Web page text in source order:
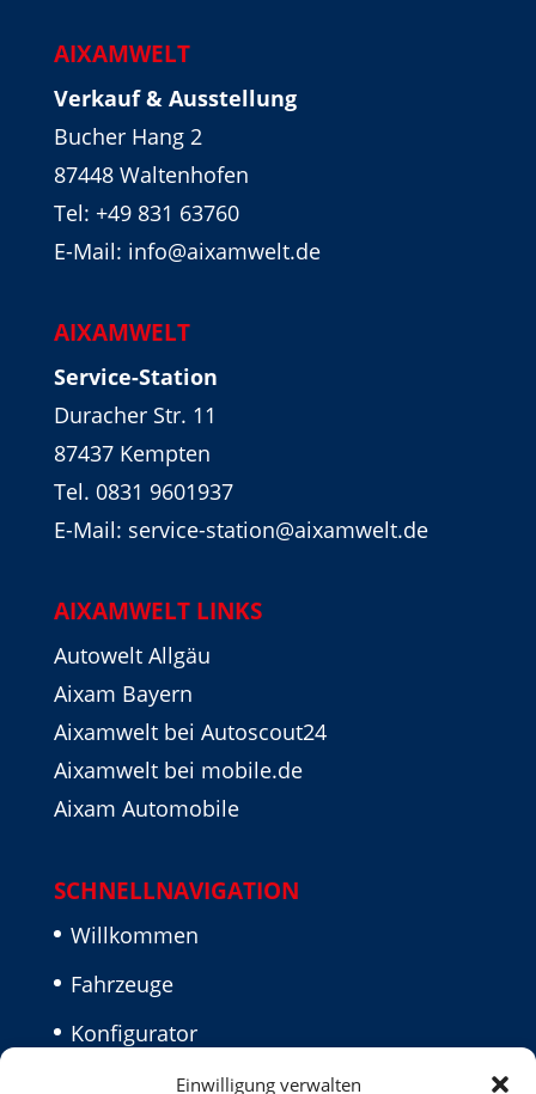
Einwilligung verwalten
AIXAMWELT
Verkauf & Ausstellung
Bucher Hang 2
87448 Waltenhofen
Tel: +49 831 63760
E-Mail: info@aixamwelt.de
AIXAMWELT
Service-Station
Duracher Str. 11
87437 Kempten
Tel. 0831 9601937
E-Mail: service-station@aixamwelt.de
AIXAMWELT LINKS
Autowelt Allgäu
Aixam Bayern
Aixamwelt bei Autoscout24
Aixamwelt bei mobile.de
Aixam Automobile
SCHNELLNAVIGATION
Willkommen
Fahrzeuge
Konfigurator